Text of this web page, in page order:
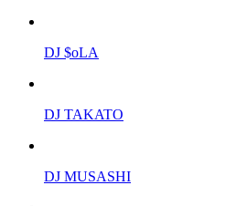
DJ $oLA
DJ TAKATO
DJ MUSASHI